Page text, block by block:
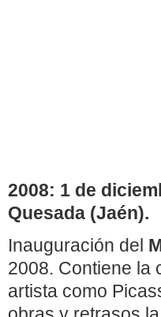
2008: 1 de
Quesada (Jaén).
Inauguración del
2008. Contiene la
artista como